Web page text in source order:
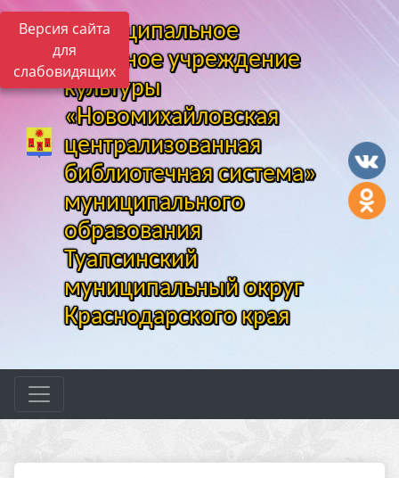
Версия сайта
для
слабовидящих
Муниципальное
казенное учреждение
культуры
«Новомихайловская
централизованная
библиотечная система»
муниципального
образования
Туапсинский
муниципальный округ
Краснодарского края